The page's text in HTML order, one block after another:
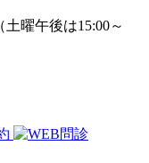
曜午後は15:00～